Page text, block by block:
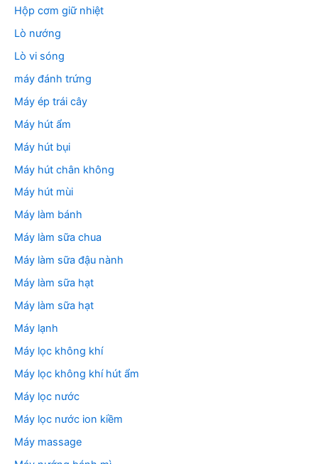
Hộp cơm giữ nhiệt
Lò nướng
Lò vi sóng
máy đánh trứng
Máy ép trái cây
Máy hút ẩm
Máy hút bụi
Máy hút chân không
Máy hút mùi
Máy làm bánh
Máy làm sữa chua
Máy làm sữa đậu nành
Máy làm sữa hạt
Máy làm sữa hạt
Máy lạnh
Máy lọc không khí
Máy lọc không khí hút ẩm
Máy lọc nước
Máy lọc nước ion kiềm
Máy massage